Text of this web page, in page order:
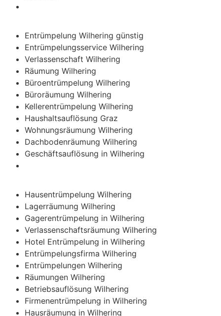
Entrümpelung Wilhering günstig
Entrümpelungsservice Wilhering
Verlassenschaft Wilhering
Räumung Wilhering
Büroentrümpelung Wilhering
Büroräumung Wilhering
Kellerentrümpelung Wilhering
Haushaltsauflösung Graz
Wohnungsräumung Wilhering
Dachbodenräumung Wilhering
Geschäftsauflösung in Wilhering
Hausentrümpelung Wilhering
Lagerräumung Wilhering
Gagerentrümpelung in Wilhering
Verlassenschaftsräumung Wilhering
Hotel Entrümpelung in Wilhering
Entrümpelungsfirma Wilhering
Entrümpelungen Wilhering
Räumungen Wilhering
Betriebsauflösung Wilhering
Firmenentrümpelung in Wilhering
Hausräumung in Wilhering